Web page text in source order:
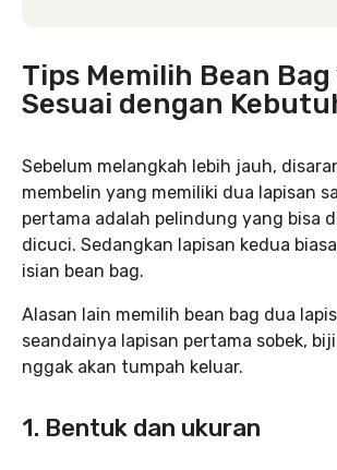
Tips Memilih Bean Bag
Sesuai dengan
Sebelum melangkah lebih jauh,
membelin yang memiliki dua lapisan
pertama adalah pelindung yang bisa
dicuci. Sedangkan lapisan kedua
isian bean bag.
Alasan lain memilih bean bag dua
seandainya lapisan pertama sobek,
nggak akan tumpah keluar.
1. Bentuk dan ukuran